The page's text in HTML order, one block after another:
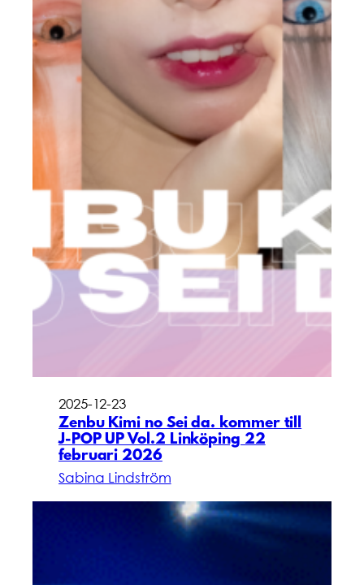
2025-12-23
Zenbu Kimi no Sei da. kommer till
J-POP UP Vol.2 Linköping 22
februari 2026
Sabina Lindström